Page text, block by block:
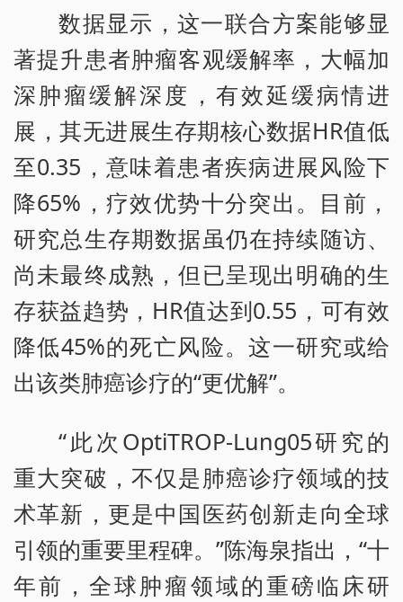
数据显示，这一联合方案能够显
著提升患者肿瘤客观缓解率，大幅加
深肿瘤缓解深度，有效延缓病情进
展，其无进展生存期核心数据HR值低
至0.35，意味着患者疾病进展风险下
降65%，疗效优势十分突出。目前，
研究总生存期数据虽仍在持续随访、
尚未最终成熟，但已呈现出明确的生
存获益趋势，HR值达到0.55，可有效
降低45%的死亡风险。这一研究或给
出该类肺癌诊疗的“更优解”。
“此次OptiTROP-Lung05研究的
重大突破，不仅是肺癌诊疗领域的技
术革新，更是中国医药创新走向全球
引领的重要里程碑。”陈海泉指出，“十
年前，全球肿瘤领域的重磅临床研